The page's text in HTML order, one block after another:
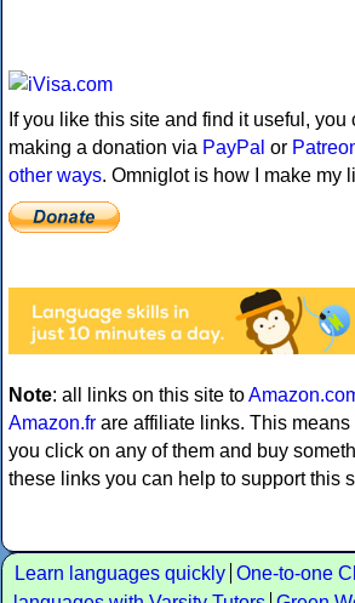
If you like this site and find it useful, you
making a donation via PayPal or
other ways. Omniglot is how I make my
Note: all links on this site to
Amazon.fr are affiliate links. This
you click on any of them and buy
these links you can help to support this
Learn languages quickly One-to-one